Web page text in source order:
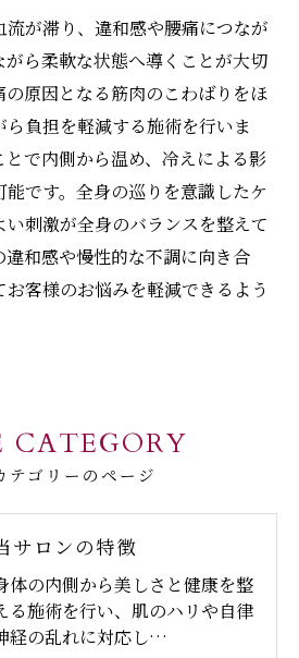
が滞り、違和感や腰痛につなが
がら柔軟な状態へ導くことが大切
原因となる筋肉のこわばりをほ
ら負担を軽減する施術を行いま
で内側から温め、冷えによる影
です。全身の巡りを意識したケ
刺激が全身のバランスを整えて
和感や慢性的な不調に向き合
客様のお悩みを軽減できるよう
テゴリーのページ
CATEGORY
サロンの特徴
体の内側から美しさと健康を整
る施術を行い、肌のハリや自律
経の乱れに対応し…